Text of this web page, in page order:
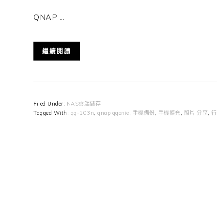
QNAP ...
繼續閱讀
Filed Under: NAS雲端儲存
Tagged With: qg-103n, qnap qgenie, 手機備份, 手機擴充, 照片 分享,